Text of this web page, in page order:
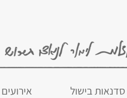
סדנאות בישול אירועים